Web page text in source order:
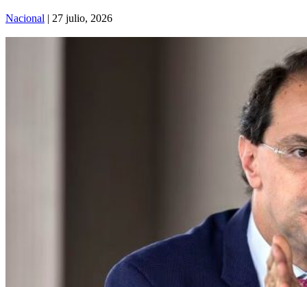
Nacional | 27 julio, 2026